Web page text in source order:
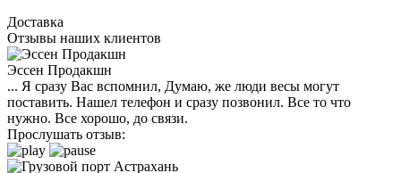
Доставка
Отзывы наших клиентов
Эссен Продакшн
... Я сразу Вас вспомнил, Думаю, же люди весы могут
поставить. Нашел телефон и сразу позвонил. Все то что
нужно. Все хорошо, до связи.
Прослушать отзыв: